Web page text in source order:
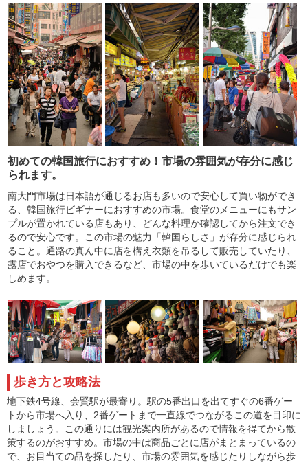
初めての韓国旅行におすすめ！市場の雰囲気が存分に感じ
られます。
南大門市場は日本語が通じるお店も多いので安心して買い物ができ
る、韓国旅行ビギナーにおすすめの市場。食堂のメニューにもサン
プルが置かれている店もあり、どんな料理か確認してから注文でき
るので安心です。この市場の魅力「韓国らしさ」が存分に感じられ
ること。通路の真ん中に店を構え衣類を吊るして販売していたり、
露店でおやつを購入できるなど、市場の中を歩いているだけでも楽
しめます。
歩き方と攻略法
地下鉄4号線、会賢駅が最寄り。駅の5番出口を出てすぐの6番ゲー
トから市場へ入り、2番ゲートまで一直線でつながるこの道を目印に
しましょう。この通りには観光案内所があるので情報を得てから散
策するのがおすすめ。市場の中は商品ごとに店がまとまっているの
で、お目当ての品を探したり、市場の雰囲気を感じたりしながら歩